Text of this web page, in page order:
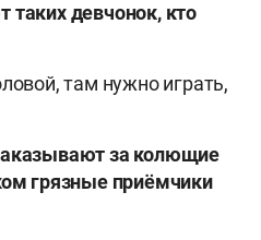
девчонок, кто
там нужно играть,
за колющие
грязные приёмчики